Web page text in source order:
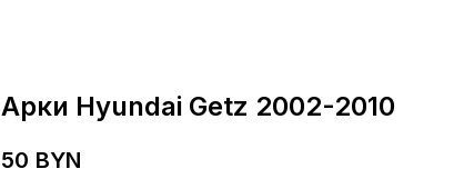
Арки Hyundai Getz 2002-2010
50 BYN